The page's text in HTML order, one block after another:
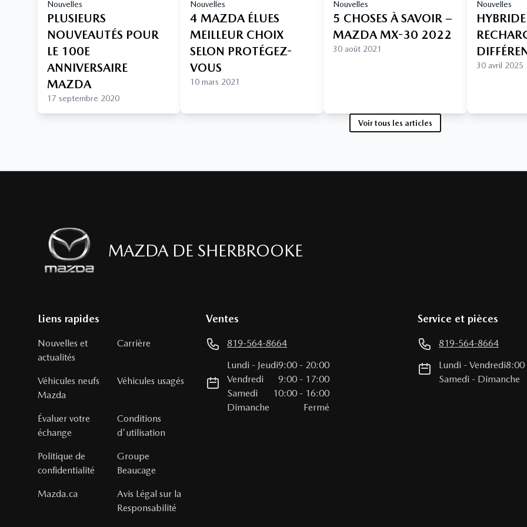
Nouvelles
PLUSIEURS
NOUVEAUTÉS POUR
LE 100E
ANNIVERSAIRE
MAZDA
17 septembre 2020
Nouvelles
4 MAZDA ÉLUES
MEILLEUR CHOIX
SELON PROTÉGEZ-
VOUS
10 mars 2021
Nouvelles
5 CHOSES À SAVOIR –
MAZDA MX-30 2022
30 août 2021
Nouvelles
30 avril 2025
Voir tous les articles
MAZDA DE SHERBROOKE
Liens rapides
Nouvelles et
actualités
Carrière
Véhicules neufs
Mazda
Véhicules usagés
Évaluer votre
échange
Conditions
d'utilisation
Politique de
confidentialité
Groupe
Beaucage
Mazda.ca
Avis Légal sur la
Responsabilité
Ventes
819-564-8664
Lundi - Jeudi9:00 - 20:00
Vendredi
9:00 - 17:00
Samedi
10:00 - 16:00
Dimanche
Fermé
Service et pièces
819-564-8664
Lundi -Vendredi8:00
Samedi - Dimanche